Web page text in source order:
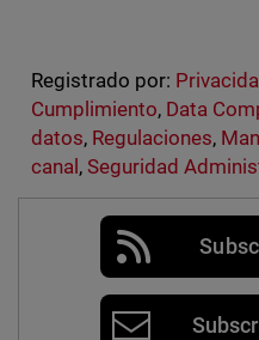
Registrado por:
Cumplimiento, Data
datos, Regulaciones,
canal , Seguridad